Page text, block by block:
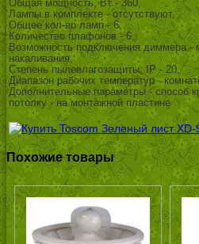
Общая мощность, Вт - 360,
Лампы в комплекте - отсутствуют,
Общее кол-во ламп - 6,
Количество плафонов - 6,
Возможность подключения диммера -
накаливания,
Степень пылевлагозащиты, IP - 20,
Диапазон рабочих температур -
Дополнительные параметры - способ
потолку - на монтажной пластине
Похожие товары